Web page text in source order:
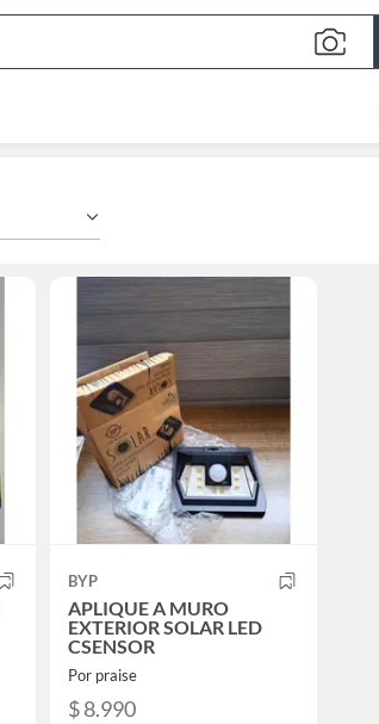
Bar
BYP
APLIQUE A MURO
EXTERIOR SOLAR LED
CSENSOR
Por praise
$ 8.990